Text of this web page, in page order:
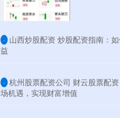
· 山西炒股配资 炒股配资指南：
益
· 杭州股票配资公司 财云股票配
场机遇，实现财富增值